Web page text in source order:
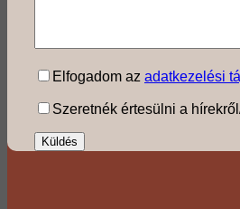
Elfogadom az adatkezelési
Szeretnék értesülni a